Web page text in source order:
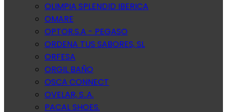
OLIMPIA SPLENDID IBERICA
OMARE
OPTOR.S.A - PEGASO
ORDENA TUS SABORES, SL
ORFESA
ORGIL BAÑO
OSCA CONNECT
OVELAR, S..A.
PACAL SHOES.